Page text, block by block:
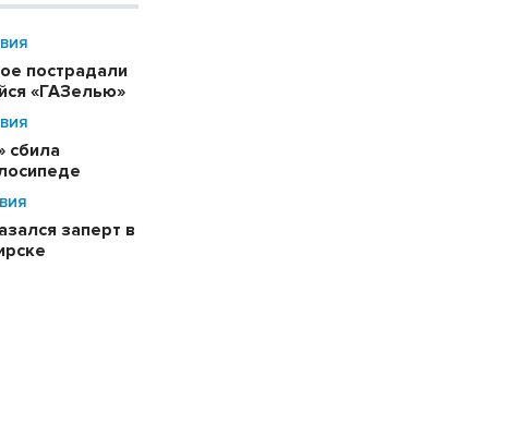
пострадали
«ГАЗелью»
сбила
заперт в